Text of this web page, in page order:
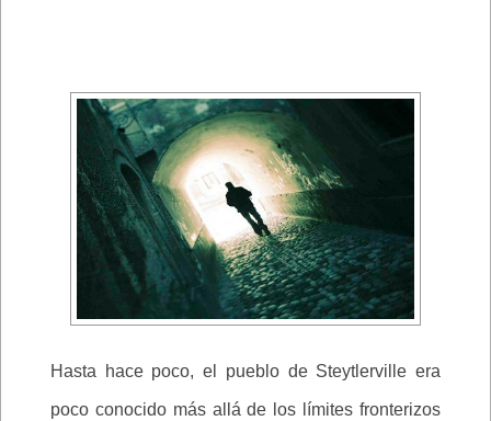
Hasta hace poco, el pueblo de Steytlerville era
poco conocido más allá de los límites fronterizos